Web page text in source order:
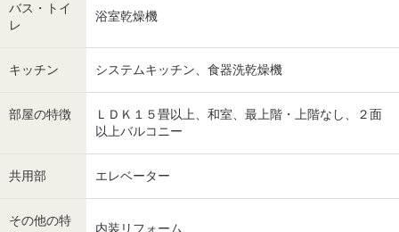
バス・トイ
レ
浴室乾燥機
キッチン システムキッチン、食器洗乾燥機
部屋の特徴
ＬＤＫ１５畳以上、和室、最上階・上階なし、２面
以上バルコニー
共用部 エレベーター
その他の特
内装リフォーム